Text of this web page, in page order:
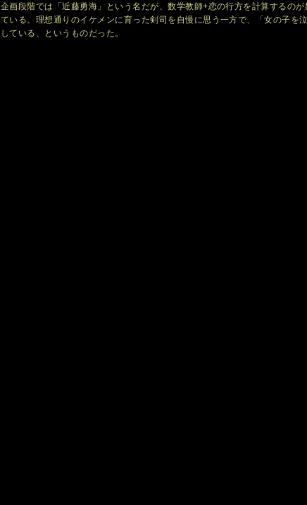
企画段階では「近藤勇海」という名だが、数学教師+恋の行方を計算するの
ている。理想通りのイケメンに育った剣司を自慢に思う一方で、「女の子を
している、というものだった。